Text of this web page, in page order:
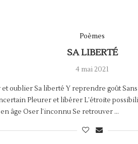
Poèmes
SA LIBERTÉ
4 mai 2021
oublier Sa liberté Y reprendre goût
Pleurer et libérer L’étroite
âge Oser l’inconnu Se retrouver …